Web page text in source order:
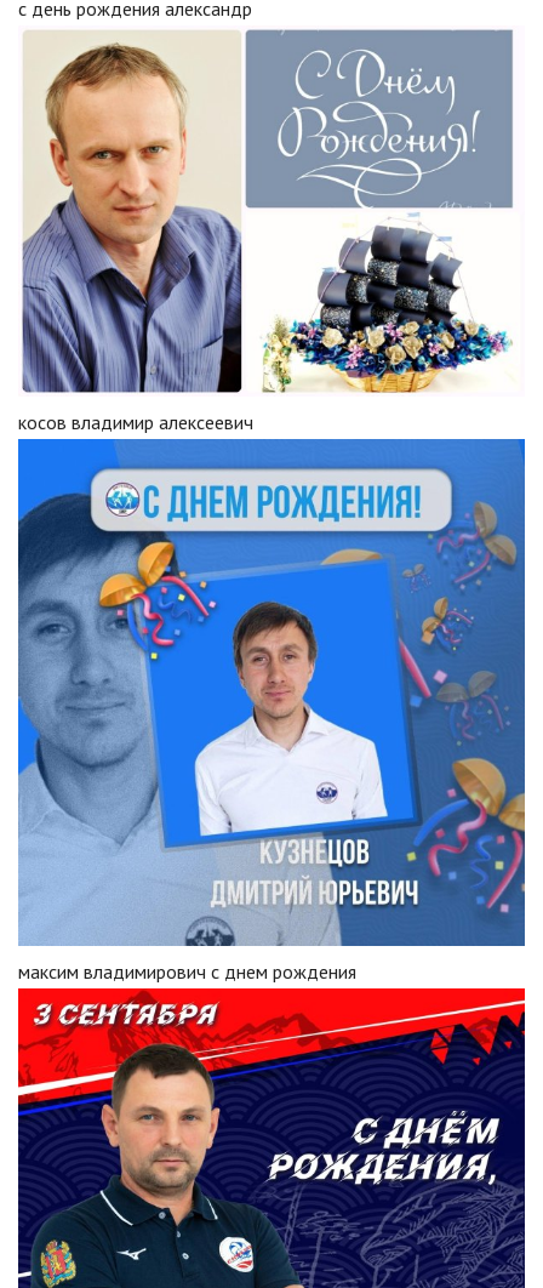
с день рождения александр
косов владимир алексеевич
максим владимирович с днем рождения